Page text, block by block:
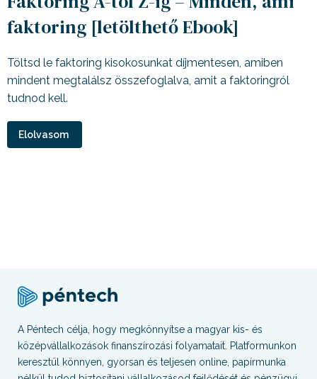
faktoring [letölthető Ebook]
Töltsd le faktoring kisokosunkat díjmentesen, amiben
mindent megtalálsz összefoglalva, amit a faktoringról
tudnod kell.
Elolvasom
A Péntech célja, hogy megkönnyítse a magyar kis- és
középvállalkozások finanszírozási folyamatait. Platformunkon
keresztül könnyen, gyorsan és teljesen online, papírmunka